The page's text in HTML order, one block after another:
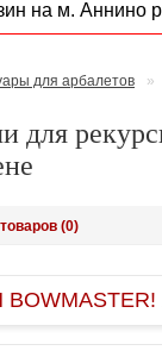
на м. Аннино
для арбалетов »
для
(0)